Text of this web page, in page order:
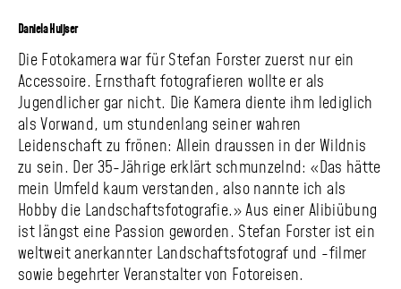
Daniela Huijser
Die Fotokamera war für Stefan Forster zuerst nur ein
Accessoire. Ernsthaft fotografieren wollte er als
Jugendlicher gar nicht. Die Kamera diente ihm lediglich
als Vorwand, um stundenlang seiner wahren
Leidenschaft zu frönen: Allein draussen in der Wildnis
zu sein. Der 35-Jährige erklärt schmunzelnd: «Das hätte
mein Umfeld kaum verstanden, also nannte ich als
Hobby die Landschafts­fotografie.» Aus einer Alibiübung
ist längst eine Passion geworden. Stefan Forster ist ein
weltweit anerkannter Landschafts­fotograf und -filmer
sowie begehrter Veranstalter von Fotoreisen.